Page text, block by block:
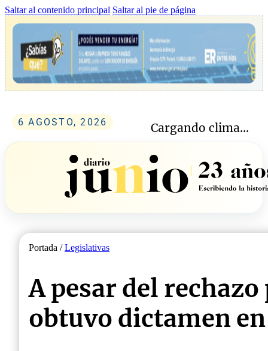
Saltar al contenido principal Saltar al pie de página
6 AGOSTO, 2026 Cargando clima...
Portada /Legislativas
A pesar del
obtuvo dictamen